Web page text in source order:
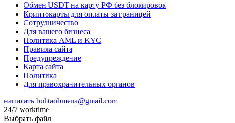
Обмен USDT на карту РФ без блокировок
Криптокарты для оплаты за границей
Сотрудничество
Для вашего бизнеса
Политика AML и KYC
Правила сайта
Предупреждение
Карта сайта
Политика
Для правохранительных органов
написать buhtaobmena@gmail.com
24/7 worktime
Выбрать файл